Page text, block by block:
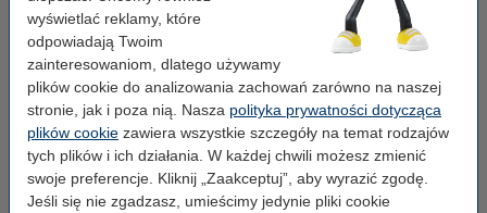
wyświetlać reklamy, które
odpowiadają Twoim
zainteresowaniom, dlatego używamy
plików cookie do analizowania zachowań zarówno na naszej
stronie, jak i poza nią. Nasza polityka prywatności dotycząca
plików cookie zawiera wszystkie szczegóły na temat rodzajów
tych plików i ich działania. W każdej chwili możesz zmienić
swoje preferencje. Kliknij „Zaakceptuj”, aby wyrazić zgodę.
Jeśli się nie zgadzasz, umieścimy jedynie pliki cookie